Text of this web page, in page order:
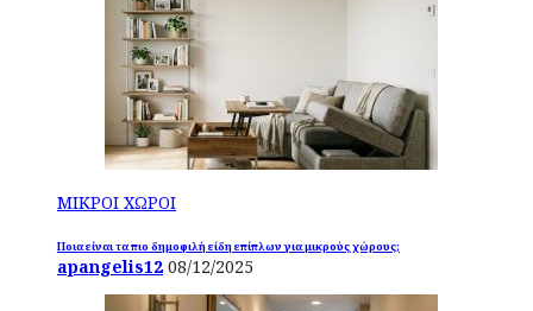
ΜΙΚΡΟΙ ΧΩΡΟΙ
Ποια είναι τα πιο δημοφιλή είδη επίπλων για μικρούς χώρους;
apangelis12 08/12/2025